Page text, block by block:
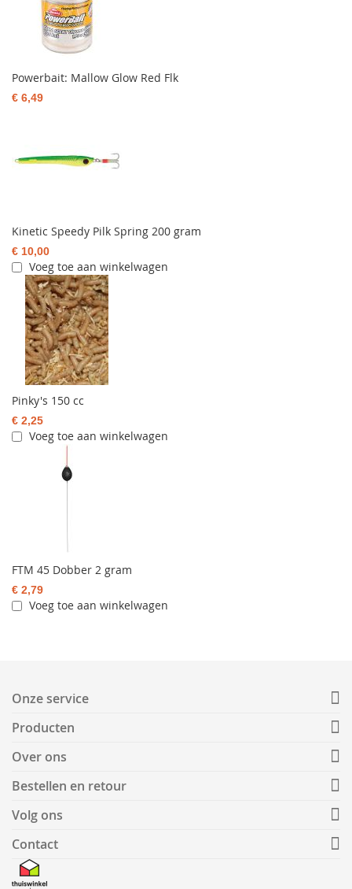
Powerbait: Mallow Glow Red Flk
€ 6,49
Kinetic Speedy Pilk Spring 200 gram
€ 10,00
Voeg toe aan winkelwagen
Pinky's 150 cc
€ 2,25
Voeg toe aan winkelwagen
FTM 45 Dobber 2 gram
€ 2,79
Voeg toe aan winkelwagen
Onze service
Producten
Over ons
Bestellen en retour
Volg ons
Contact